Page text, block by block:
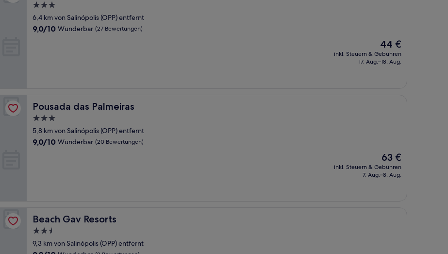
3.0-
Sterne-
Unterkunft
6,4 km von Salinópolis (OPP) entfernt
9.0
9,0/10 Wunderbar (27 Bewertungen)
Der
Preis
beträgt
44 €
inkl. Steuern & Gebühren
17. Aug.–18. Aug.
Pousada das Palmeiras
Pousada das Palmeiras
3.0-
Sterne-
Unterkunft
5,8 km von Salinópolis (OPP) entfernt
9.0
9,0/10 Wunderbar (20 Bewertungen)
Der
Preis
beträgt
63 €
inkl. Steuern & Gebühren
7. Aug.–8. Aug.
Beach Gav Resorts
Beach Gav Resorts
2.5-
Sterne-
Unterkunft
9,3 km von Salinópolis (OPP) entfernt